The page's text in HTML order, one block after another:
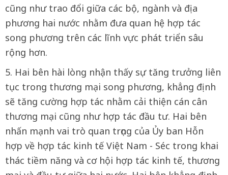
cũng như trao đổi giữa các bộ, ngành và địa
phương hai nước nhằm đưa quan hệ hợp tác
song phương trên các lĩnh vực phát triển sâu
rộng hơn.
5. Hai bên hài lòng nhận thấy sự tăng trưởng liên
tục trong thương mại song phương, khẳng định
sẽ tăng cường hợp tác nhằm cải thiện cán cân
thương mại cũng như hợp tác đầu tư. Hai bên
nhấn mạnh vai trò quan trọng của Ủy ban Hỗn
hợp về hợp tác kinh tế Việt Nam - Séc trong khai
thác tiềm năng và cơ hội hợp tác kinh tế, thương